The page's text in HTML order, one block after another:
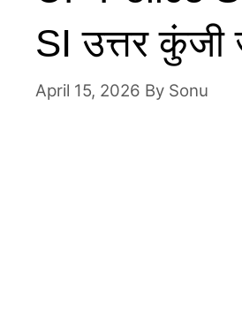
SI उत्तर कुंजी
April 15, 2026 By Sonu